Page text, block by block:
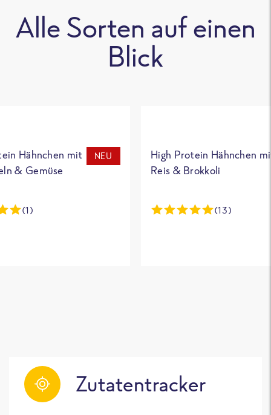
Alle Sorten auf einen
Blick
Hähnchen mit
& Gemüse
NEU
(1)
High Protein Hähnchen
Reis & Brokkoli
(13)
Zutatentracker